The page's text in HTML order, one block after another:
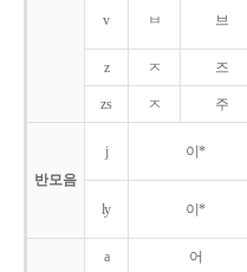
v ㅂ 브
z ㅈ 즈
zs ㅈ 주
반모음
j 이*
ly 이*
a 어